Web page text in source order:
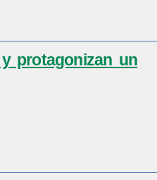
protagonizan un